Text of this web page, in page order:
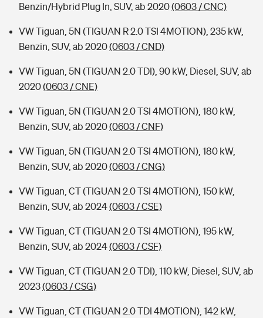
Benzin/Hybrid Plug In, SUV, ab 2020(0603 / CNC)
VW Tiguan, 5N (TIGUAN R 2.0 TSI 4MOTION), 235 kW,
Benzin, SUV, ab 2020(0603 / CND)
VW Tiguan, 5N (TIGUAN 2.0 TDI), 90 kW, Diesel, SUV, ab
2020(0603 / CNE)
VW Tiguan, 5N (TIGUAN 2.0 TSI 4MOTION), 180 kW,
Benzin, SUV, ab 2020(0603 / CNF)
VW Tiguan, 5N (TIGUAN 2.0 TSI 4MOTION), 180 kW,
Benzin, SUV, ab 2020(0603 / CNG)
VW Tiguan, CT (TIGUAN 2.0 TSI 4MOTION), 150 kW,
Benzin, SUV, ab 2024(0603 / CSE)
VW Tiguan, CT (TIGUAN 2.0 TSI 4MOTION), 195 kW,
Benzin, SUV, ab 2024(0603 / CSF)
VW Tiguan, CT (TIGUAN 2.0 TDI), 110 kW, Diesel, SUV, ab
2023(0603 / CSG)
VW Tiguan, CT (TIGUAN 2.0 TDI 4MOTION), 142 kW,